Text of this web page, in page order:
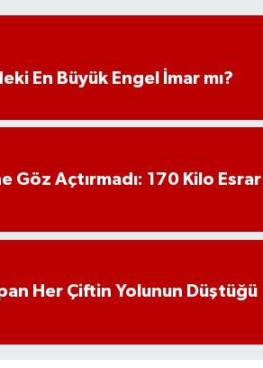
En Büyük Engel İmar mı?
Göz Açtırmadı: 170 Kilo Esrar
Her Çiftin Yolunun Düştüğü